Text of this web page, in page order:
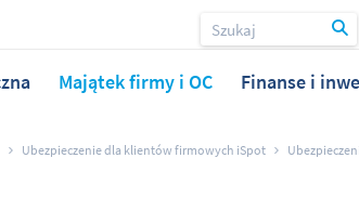
Majątek firmy i OC Finanse i
Ubezpieczenie dla klientów firmowych iSpot